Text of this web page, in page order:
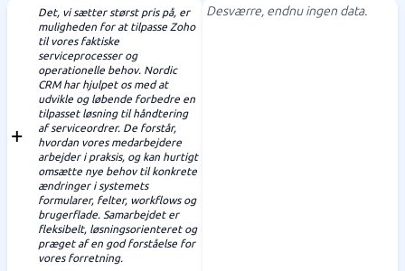
Det, vi sætter størst pris på, er
muligheden for at tilpasse Zoho
til vores faktiske
serviceprocesser og
operationelle behov. Nordic
CRM har hjulpet os med at
udvikle og løbende forbedre en
tilpasset løsning til håndtering
af serviceordrer. De forstår,
hvordan vores medarbejdere
arbejder i praksis, og kan hurtigt
omsætte nye behov til konkrete
ændringer i systemets
formularer, felter, workflows og
brugerflade. Samarbejdet er
fleksibelt, løsningsorienteret og
præget af en god forståelse for
vores forretning.
Desværre, endnu ingen data.